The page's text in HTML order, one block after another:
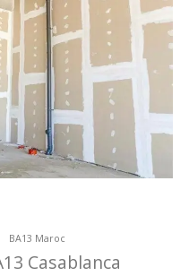
BA13 Maroc
Casablanca